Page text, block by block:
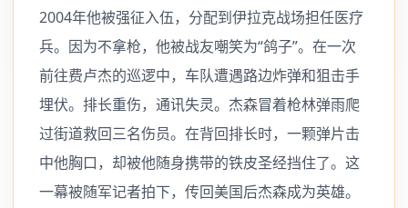
2004年他被强征入伍，分配到伊拉克战场担任医疗
兵。因为不拿枪，他被战友嘲笑为“鸽子”。在一次
前往费卢杰的巡逻中，车队遭遇路边炸弹和狙击手
埋伏。排长重伤，通讯失灵。杰森冒着枪林弹雨爬
过街道救回三名伤员。在背回排长时，一颗弹片击
中他胸口，却被他随身携带的铁皮圣经挡住了。这
一幕被随军记者拍下，传回美国后杰森成为英雄。